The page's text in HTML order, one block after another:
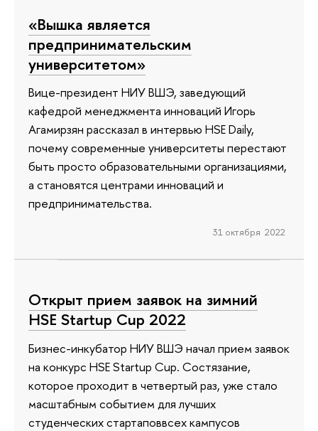
«Вышка является
предпринимательским
университетом»
Вице-президент НИУ ВШЭ, заведующий
кафедрой менеджмента инноваций Игорь
Агамирзян рассказал в интервью HSE Daily,
почему современные университеты перестают
быть просто образовательными организациями,
а становятся центрами инноваций и
предпринимательства.
31 октября 2022
Открыт прием заявок на зимний
HSE Startup Cup 2022
Бизнес-инкубатор НИУ ВШЭ начал прием заявок
на конкурс HSE Startup Cup. Состязание,
которое проходит в четвертый раз, уже стало
масштабным событием для лучших
студенческих стартаповвсех кампусов